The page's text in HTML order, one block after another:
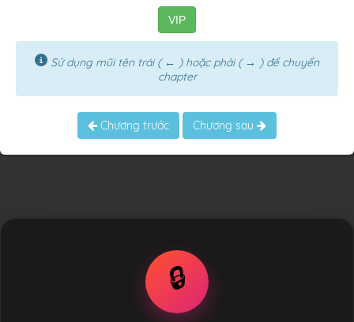
VIP
Sử dụng mũi tên trái ( ← ) hoặc phải ( → ) để chuyển
chapter
Chương trước Chương sau
🔒